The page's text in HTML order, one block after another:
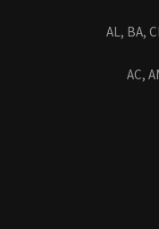
AL, BA,
AC,